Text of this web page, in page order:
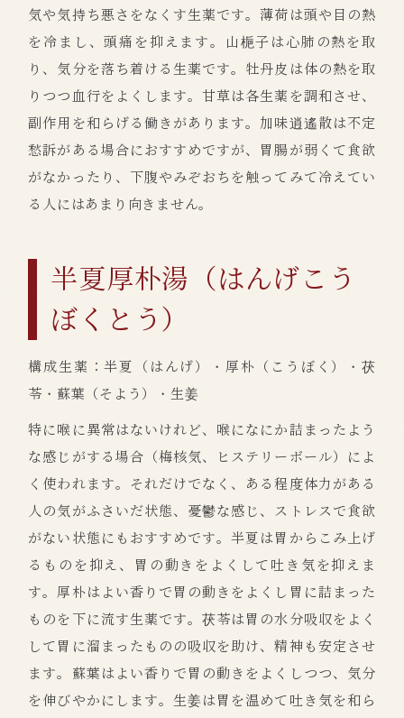
気や気持ち悪さをなくす生薬です。薄荷は頭や目の熱
を冷まし、頭痛を抑えます。山梔子は心肺の熱を取
り、気分を落ち着ける生薬です。牡丹皮は体の熱を取
りつつ血行をよくします。甘草は各生薬を調和させ、
副作用を和らげる働きがあります。加味逍遙散は不定
愁訴がある場合におすすめですが、胃腸が弱くて食欲
がなかったり、下腹やみぞおちを触ってみて冷えてい
る人にはあまり向きません。
半夏厚朴湯（はんげこう
ぼくとう）
構成生薬：半夏（はんげ）・厚朴（こうぼく）・茯
苓・蘇葉（そよう）・生姜
特に喉に異常はないけれど、喉になにか詰まったよう
な感じがする場合（梅核気、ヒステリーボール）によ
く使われます。それだけでなく、ある程度体力がある
人の気がふさいだ状態、憂鬱な感じ、ストレスで食欲
がない状態にもおすすめです。半夏は胃からこみ上げ
るものを抑え、胃の動きをよくして吐き気を抑えま
す。厚朴はよい香りで胃の動きをよくし胃に詰まった
ものを下に流す生薬です。茯苓は胃の水分吸収をよく
して胃に溜まったものの吸収を助け、精神も安定させ
ます。蘇葉はよい香りで胃の動きをよくしつつ、気分
を伸びやかにします。生姜は胃を温めて吐き気を和ら